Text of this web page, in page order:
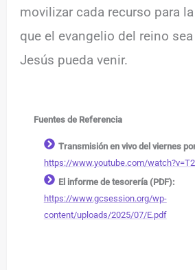
movilizar cada recurso para
que el evangelio del reino
Jesús pueda venir.
Fuentes de Referencia
Transmisión en vivo del viernes
https://www.youtube.com/
El informe de tesorería (PDF):
https://www.gcsession.org/wp-
content/uploads/2025/07/E.pdf